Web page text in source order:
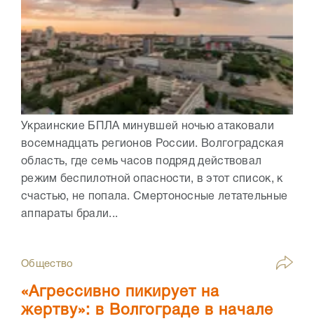
Украинские БПЛА минувшей ночью атаковали
восемнадцать регионов России. Волгоградская
область, где семь часов подряд действовал
режим беспилотной опасности, в этот список, к
счастью, не попала. Смертоносные летательные
аппараты брали...
Общество
«Агрессивно пикирует на
жертву»: в Волгограде в начале